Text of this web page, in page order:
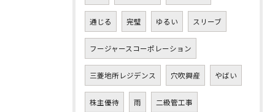
通じる 完璧 ゆるい スリーブ
フージャースコーポレーション
三菱地所レジデンス 穴吹興産 やばい
株主優待 雨 二級管工事